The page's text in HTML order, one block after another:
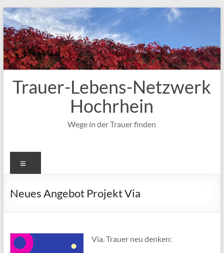
Zum
Inhalt
springen
Trauer-Lebens-Netzwerk
Hochrhein
Wege in der Trauer finden
Neues Angebot Projekt Via
Via. Trauer neu denken: